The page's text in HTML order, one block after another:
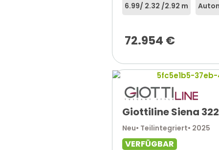
6.99/ 2.32 /2.92 m
72.954 €
Giottiline Siena 322
Neu• Teilintegriert• 2025
VERFÜGBAR